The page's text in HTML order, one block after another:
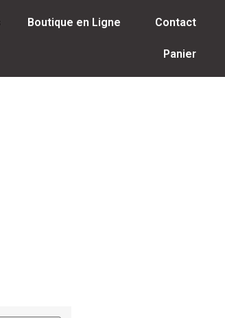
Boutique en Ligne Contact
Panier